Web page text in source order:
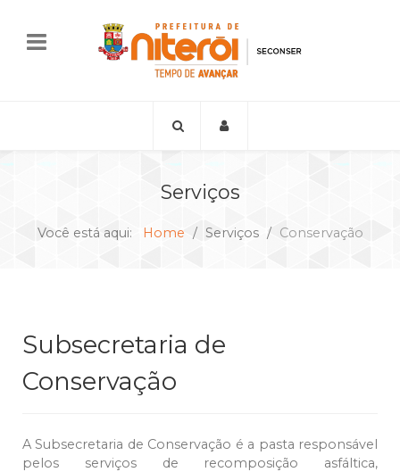
Serviços
Você está aqui: Home Serviços Conservação
Subsecretaria de
Conservação
A Subsecretaria de Conservação é a pasta responsável
pelos serviços de recomposição asfáltica,